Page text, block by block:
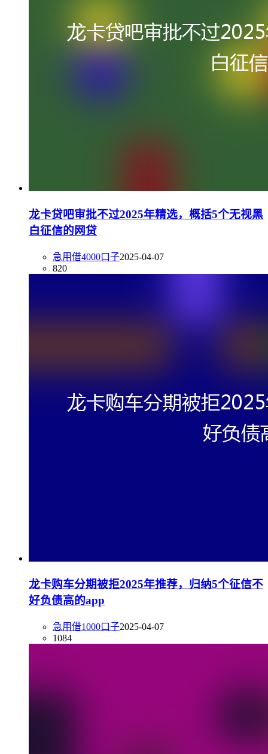
龙卡贷吧审批不过2025年精选，概括5个无视黑
白征信的网贷
急用借4000口子2025-04-07
820
龙卡购车分期被拒2025年推荐，归纳5个征信不
好负债高的app
急用借1000口子2025-04-07
1084